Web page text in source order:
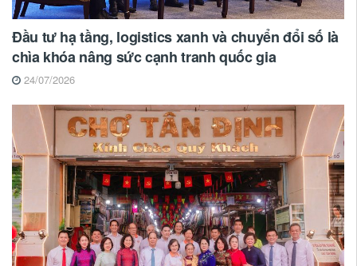
Đầu tư hạ tầng, logistics xanh và chuyển đổi số là
chìa khóa nâng sức cạnh tranh quốc gia
24/07/2026